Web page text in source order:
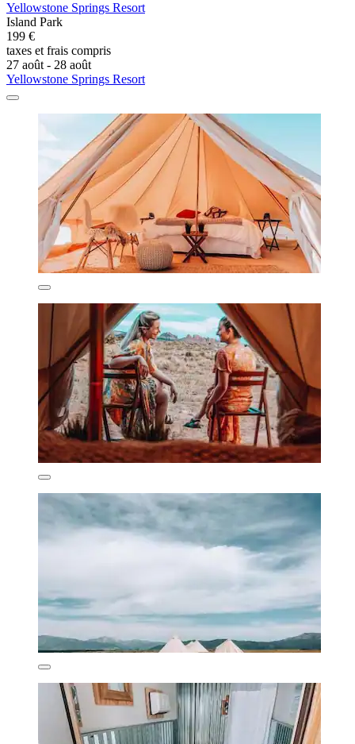
Yellowstone Springs Resort
Island Park
199 €
taxes et frais compris
27 août - 28 août
Yellowstone Springs Resort